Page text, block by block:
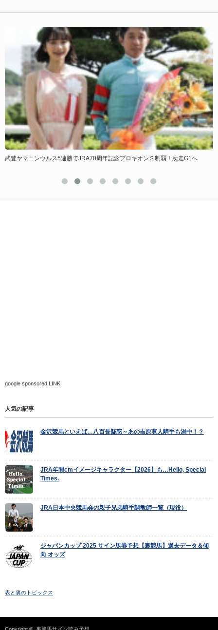
武豊ヤマニンウルス5連勝でJRA70周年記念プロキオンＳ制覇！次走G1へ
google sponsored LINK
人気の記事
金沢競馬といえば…八百長疑惑～あの吉原寛人騎手も渦中！？
JRA年間cmイメージキャラクター【2026】も…Hello, Special
Times.
JRA日本中央競馬会の親子兄弟騎手調教師一覧（現役）
ジャパンカップ 2025 サイン馬券予想【裏競馬】過去データ＆傾
向 オッズ
表と裏のトピックス